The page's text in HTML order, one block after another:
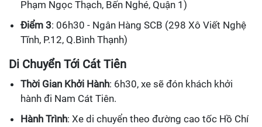
Phạm Ngọc Thạch, Bến Nghé, Quận 1)
Điểm 3: 06h30 - Ngân Hàng SCB (298 Xô Viết Nghệ
Tĩnh, P.12, Q.Bình Thạnh)
Di Chuyển Tới Cát Tiên
Thời Gian Khởi Hành: 6h30, xe sẽ đón khách khởi
hành đi Nam Cát Tiên.
Hành Trình: Xe di chuyển theo đường cao tốc Hồ Chí